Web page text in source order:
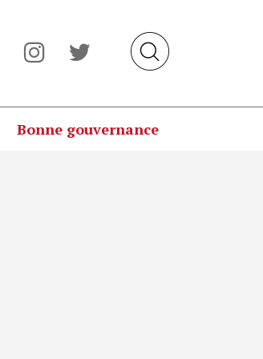
Bonne gouvernance